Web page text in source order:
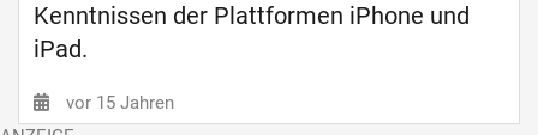
Kenntnissen der Plattformen iPhone und
iPad.
vor 15 Jahren